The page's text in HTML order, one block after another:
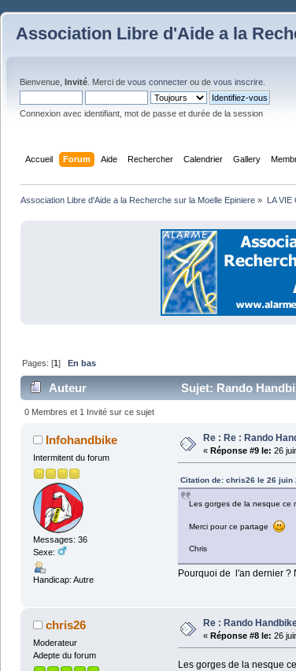
Association Libre d'Aide a la
Bienvenue, Invité . Merci de vous connecter ou de vous inscrire
Connexion avec identifiant, mot de passe et durée de la session
Accueil Forum Aide Rechercher Calendrier Gallery
Association Libre d'Aide a la Recherche sur la Moelle Epiniere » LA VIE
Pages: [1] En bas
Auteur Sujet: Rando
0 Membres et 1 Invité sur ce sujet
Infohandbike
Intermitent du forum
Messages: 36
Sexe:
Handicap: Autre
Re : Re : Rando
« Réponse #9 le: 26
Citation de: chris26 le 26 juin
Les gorges de la nesque ce
Merci pour ce partage
Chris
Pourquoi de l'an dernier ?
chris26
Moderateur
Adepte du forum
Re : Rando
« Réponse #8 le: 26
Les gorges de la nesque